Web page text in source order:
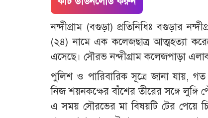
নন্দীগ্রাম (বগুড়া) প্রতিনিধিঃ বগুড়ার
(২৪) নামে এক কলেজছাত্র আত্মহত্যা
এসেছে। সৌরভ নন্দীগ্রাম কলেজপাড়া
পুলিশ ও পারিবারিক সূত্রে জানা যায়,
নিজ শয়নকক্ষের বাঁশের তীরের সঙ্গে লুঙ্গি
এ সময় সৌরভের মা বিষয়টি টের পেয়ে